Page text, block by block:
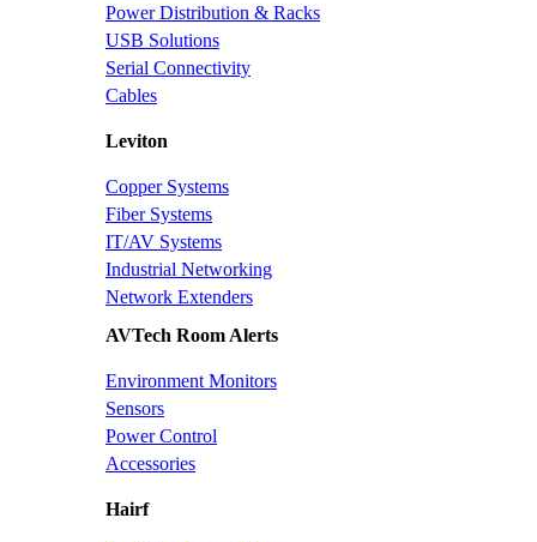
Power Distribution & Racks
USB Solutions
Serial Connectivity
Cables
Leviton
Copper Systems
Fiber Systems
IT/AV Systems
Industrial Networking
Network Extenders
AVTech Room Alerts
Environment Monitors
Sensors
Power Control
Accessories
Hairf